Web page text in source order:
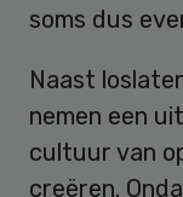
soms dus
Naast
nemen een
cultuur van
creëren.